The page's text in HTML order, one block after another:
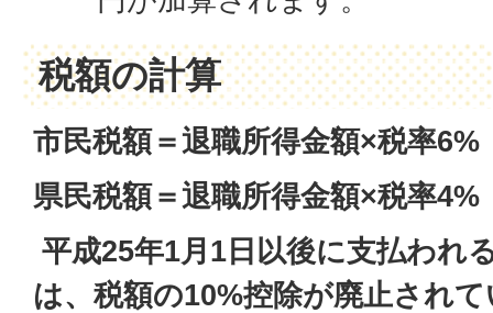
税額の計算
市民税額＝退職所得金額×税率6%
県民税額＝退職所得金額×税率4%
平成25年1月1日以後に支払われ
は、税額の10%控除が廃止され